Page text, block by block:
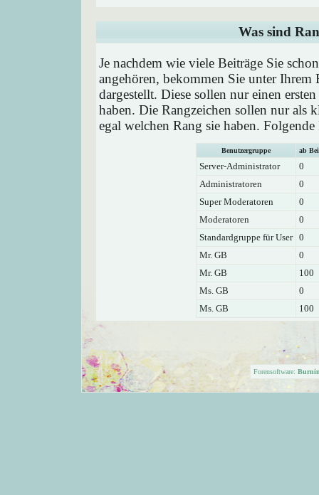
Was sind
Je nachdem wie viele Beiträge Sie
angehören, bekommen Sie unter Ihrem
dargestellt. Diese sollen nur einen
haben. Die Rangzeichen sollen nur als
egal welchen Rang sie haben.
Benutzergruppe ab
Server-Administrator
0
Administratoren
0
Super Moderatoren
0
Moderatoren
0
Standardgruppe für User 0
Mr. GB
0
Mr. GB
100
Ms. GB
0
Ms. GB
100
Forensoftware: